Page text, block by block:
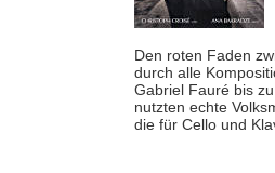
Den roten Faden
durch alle
Gabriel Fauré bis
nutzten echte
die für Cello und